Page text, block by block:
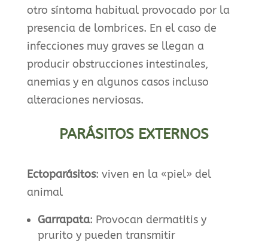
otro síntoma habitual provocado por la
presencia de lombrices. En el caso de
infecciones muy graves se llegan a
producir obstrucciones intestinales,
anemias y en algunos casos incluso
alteraciones nerviosas.
PARÁSITOS EXTERNOS
Ectoparásitos: viven en la «piel» del
animal
Garrapata: Provocan dermatitis y
prurito y pueden transmitir